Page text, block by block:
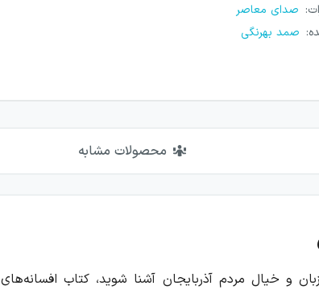
: صدای معاصر
: صمد بهرنگی
محصولات مشابه
و خیال مردم آذربایجان آشنا شوید، کتاب